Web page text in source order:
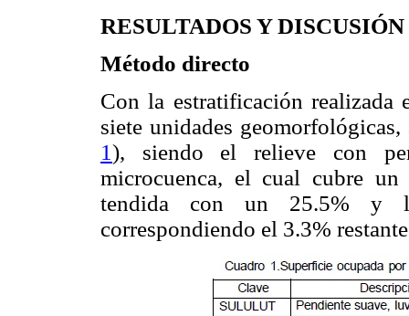
RESULTADOS Y DISCUSIÓN
Método directo
Con la estratificación realizada
siete unidades
1), siendo el relieve con
microcuenca, el cual cubre
tendida con un 25.5% y
correspondiendo el 3.3%